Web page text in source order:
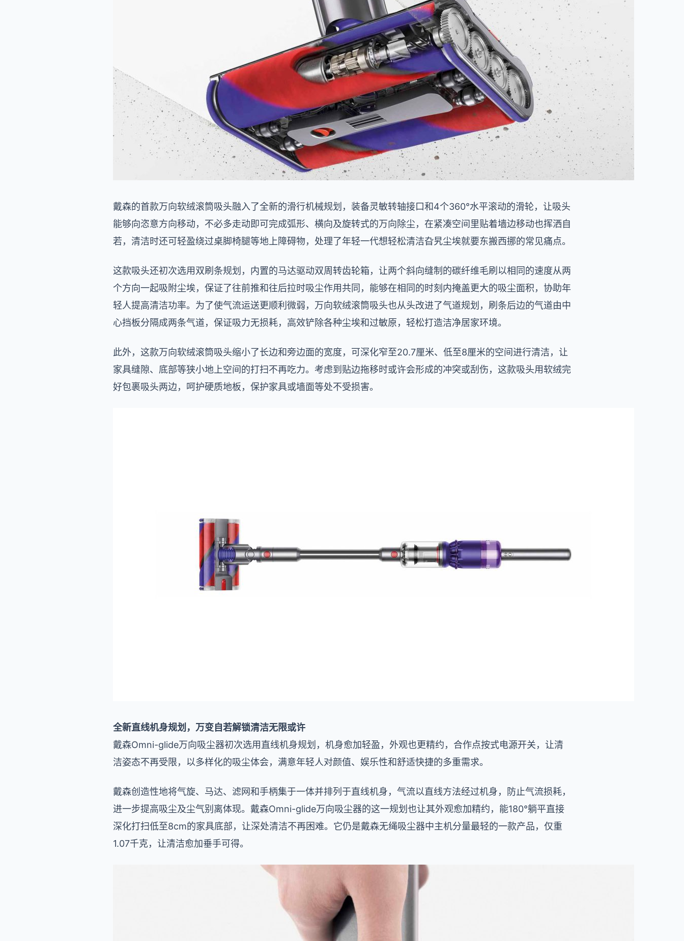
戴森的首款万向软绒滚筒吸头融入了全新的滑行机械规划，装备灵敏转轴接口和4个360°水平滚动的滑轮，让吸头
能够向恣意方向移动，不必多走动即可完成弧形、横向及旋转式的万向除尘，在紧凑空间里贴着墙边移动也挥洒自
若，清洁时还可轻盈绕过桌脚椅腿等地上障碍物，处理了年轻一代想轻松清洁旮旯尘埃就要东搬西挪的常见痛点。
这款吸头还初次选用双刷条规划，内置的马达驱动双周转齿轮箱，让两个斜向缝制的碳纤维毛刷以相同的速度从两
个方向一起吸附尘埃，保证了往前推和往后拉时吸尘作用共同，能够在相同的时刻内掩盖更大的吸尘面积，协助年
轻人提高清洁功率。为了使气流运送更顺利微弱，万向软绒滚筒吸头也从头改进了气道规划，刷条后边的气道由中
心挡板分隔成两条气道，保证吸力无损耗，高效铲除各种尘埃和过敏原，轻松打造洁净居家环境。
此外，这款万向软绒滚筒吸头缩小了长边和旁边面的宽度，可深化窄至20.7厘米、低至8厘米的空间进行清洁，让
家具缝隙、底部等狭小地上空间的打扫不再吃力。考虑到贴边拖移时或许会形成的冲突或刮伤，这款吸头用软绒完
好包裹吸头两边，呵护硬质地板，保护家具或墙面等处不受损害。
全新直线机身规划，万变自若解锁清洁无限或许
戴森Omni-glide万向吸尘器初次选用直线机身规划，机身愈加轻盈，外观也更精约，合作点按式电源开关，让清
洁姿态不再受限，以多样化的吸尘体会，满意年轻人对颜值、娱乐性和舒适快捷的多重需求。
戴森创造性地将气旋、马达、滤网和手柄集于一体并排列于直线机身，气流以直线方法经过机身，防止气流损耗，
进一步提高吸尘及尘气别离体现。戴森Omni-glide万向吸尘器的这一规划也让其外观愈加精约，能180°躺平直接
深化打扫低至8cm的家具底部，让深处清洁不再困难。它仍是戴森无绳吸尘器中主机分量最轻的一款产品，仅重
1.07千克，让清洁愈加垂手可得。